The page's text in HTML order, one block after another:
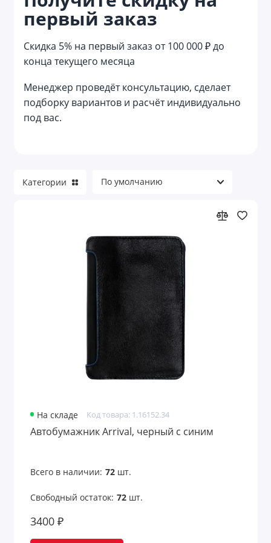
первый заказ
Скидка 5% на первый заказ от 100 000 ₽ до
конца текущего месяца
Менеджер проведёт консультацию, сделает
подборку вариантов и расчёт индивидуально
под вас.
Reflector
Reviver
Welcome pack
Азартные игры
Аксессуары для велосипеда
Аксессуары для детей и игры
Аксессуары для торпеды и приборной
Аксессуары для чтения
Банные принадлежности
Безопасность
Бинокли
Всё для рисования
Категории
На складе Код товара: 1.16152.34
Автобумажник Arrival, черный с синим
Всего в наличии: 72шт.
Свободный остаток: 72шт.
3400 ₽